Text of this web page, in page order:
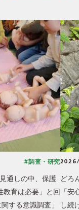
通しの中、保護
教育は必要」と回
する意識調査」
#調査・研究
どろ
「
し続